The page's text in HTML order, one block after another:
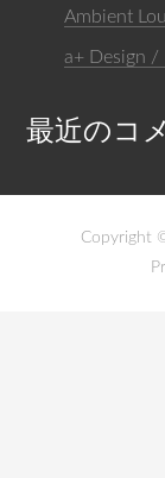
Ambient
a+ Design /
最近のコ
Copyright